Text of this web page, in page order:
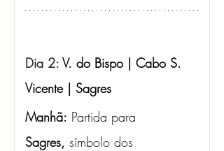
Dia 2: V. do Bispo | Cabo S.
Vicente | Sagres
Manhã: Partida para
Sagres, símbolo dos